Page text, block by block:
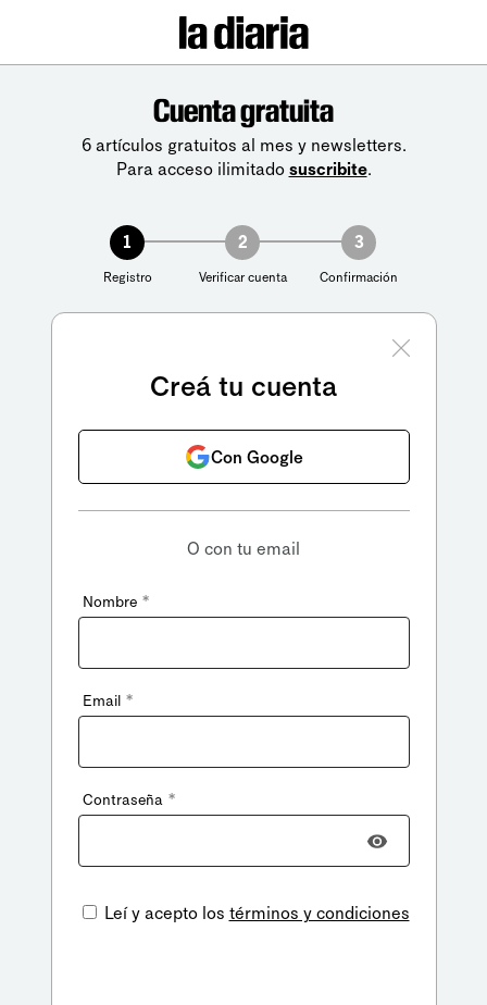
Cuenta gratuita
6 artículos gratuitos al mes y newsletters.
Para acceso ilimitado suscribite.
1
Registro
2
Verificar cuenta
3
Confirmación
Creá tu cuenta
Con Google
O con tu email
Nombre *
Email *
Contraseña *
Leí y acepto los términos y condiciones